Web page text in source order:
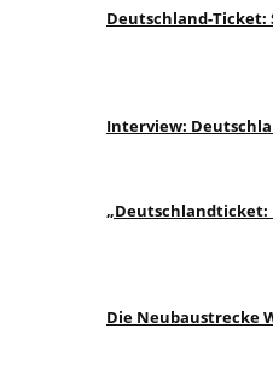
Deutschland-
Interview:
„Deutschlandticket:
Die Neubaustrecke